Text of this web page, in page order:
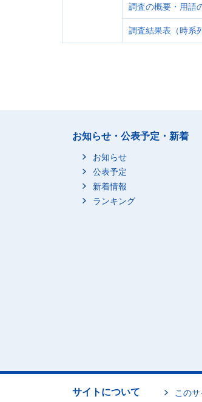
調査の概要・用語
調査結果表（時系
お知らせ・公表予定・新着
お知らせ
公表予定
新着情報
ランキング
サイトについて この